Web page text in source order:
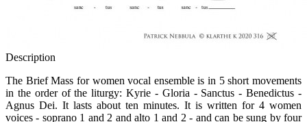
Description
The Brief Mass for women vocal ensemble is in 5 short movements
in the order of the liturgy: Kyrie - Gloria - Sanctus - Benedictus -
Agnus Dei. It lasts about ten minutes. It is written for 4 women
voices - soprano 1 and 2 and alto 1 and 2 - and can be sung by four